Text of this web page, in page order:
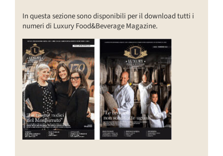
In questa sezione sono disponibili per il download tutti i
numeri di Luxury Food&Beverage Magazine.